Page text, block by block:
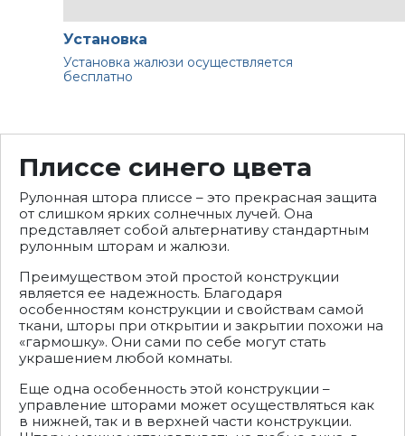
Установка
Установка жалюзи осуществляется
бесплатно
Плиссе синего цвета
Рулонная штора плиссе – это прекрасная защита
от слишком ярких солнечных лучей. Она
представляет собой альтернативу стандартным
рулонным шторам и жалюзи.
Преимуществом этой простой конструкции
является ее надежность. Благодаря
особенностям конструкции и свойствам самой
ткани, шторы при открытии и закрытии похожи на
«гармошку». Они сами по себе могут стать
украшением любой комнаты.
Еще одна особенность этой конструкции –
управление шторами может осуществляться как
в нижней, так и в верхней части конструкции.